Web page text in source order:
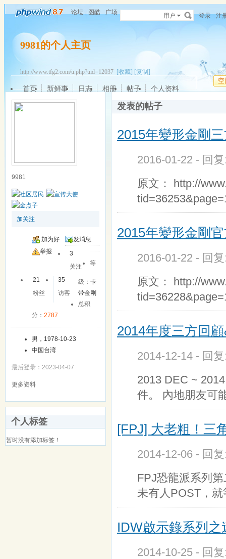
论坛 图酷 广场 用户 登录 注
9981的个人主页
http://www.tfg2.com/u.php?uid=12037 [收藏] [复制]
空
首页 新鲜事 日志 相册 帖子 个人资料
9981
加关注
加为好
友
发消息
举报
3
关注
21
粉丝
35
访客
等
级：卡
带金刚
总积
分： 2787
男，1978-10-23
中国台湾
最后登录：2023-04-07
更多资料
个人标签
暂时没有添加标签！
发表的帖子
2015年變形金剛
2016-01-22 - 回
原文： http://
2015年變形金剛
2016-01-22 - 回
原文： http://
2014年度三方回
2014-12-14 - 回
2013 DEC ~
件。 內地朋友可
[FPJ] 大老粗！三
2014-12-06 - 回
FPJ恐龍派系列
未有人POST，
IDW啟示錄系列
2014-10-25 - 回